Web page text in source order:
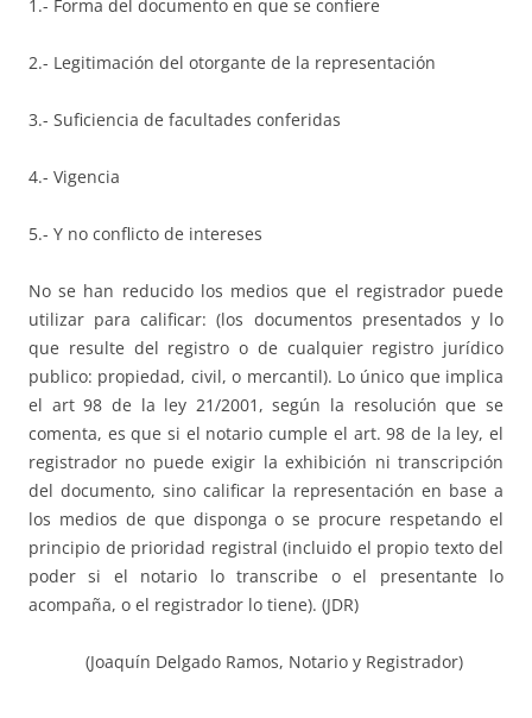
1.- Forma del documento en que se confiere
2.- Legitimación del otorgante de la representación
3.- Suficiencia de facultades conferidas
4.- Vigencia
5.- Y no conflicto de intereses
No se han reducido los medios que el registrador puede
utilizar para calificar: (los documentos presentados y lo
que resulte del registro o de cualquier registro jurídico
publico: propiedad, civil, o mercantil). Lo único que implica
el art 98 de la ley 21/2001, según la resolución que se
comenta, es que si el notario cumple el art. 98 de la ley, el
registrador no puede exigir la exhibición ni transcripción
del documento, sino calificar la representación en base a
los medios de que disponga o se procure respetando el
principio de prioridad registral (incluido el propio texto del
poder si el notario lo transcribe o el presentante lo
acompaña, o el registrador lo tiene). (JDR)
(Joaquín Delgado Ramos, Notario y Registrador)